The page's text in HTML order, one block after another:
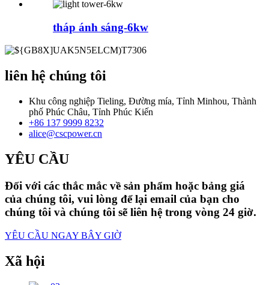
tháp ánh sáng-6kw
liên hệ chúng tôi
Khu công nghiệp Tieling, Đường mía, Tỉnh Minhou, Thành
phố Phúc Châu, Tỉnh Phúc Kiến
+86 137 9999 8232
alice@cscpower.cn
YÊU CẦU
Đối với các thắc mắc về sản phẩm hoặc bảng giá
của chúng tôi, vui lòng để lại email của bạn cho
chúng tôi và chúng tôi sẽ liên hệ trong vòng 24 giờ.
YÊU CẦU NGAY BÂY GIỜ
Xã hội